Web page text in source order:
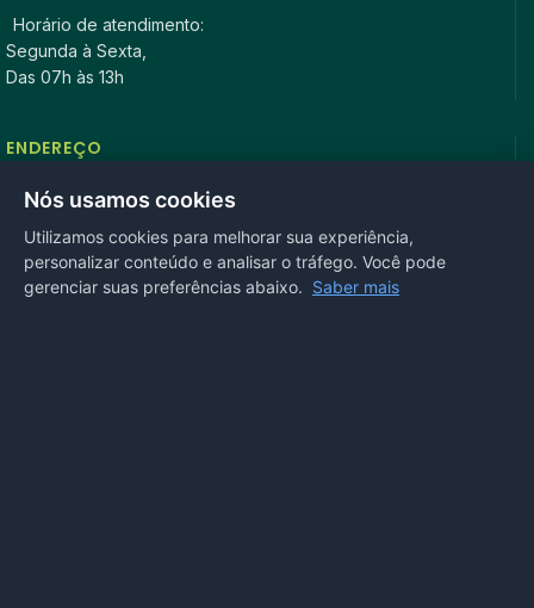
Horário de atendimento:
Segunda à Sexta,
Das 07h às 13h
ENDEREÇO
Rua Antonio Tavares, n° 3310, Centro CEP: 78.280-000 -
Mirassol D’Oeste, MT
REDES SOCIAIS
Nós usamos cookies
Utilizamos cookies para melhorar sua experiência,
personalizar conteúdo e analisar o tráfego. Você pode
gerenciar suas preferências abaixo. Saber mais